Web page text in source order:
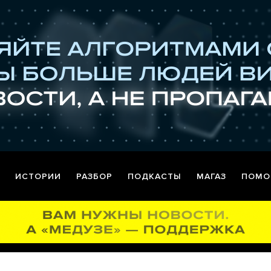
ИСТОРИИ РАЗБОР ПОДКАСТЫ МАГАЗ